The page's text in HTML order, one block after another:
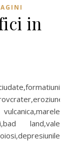
in
land,vale